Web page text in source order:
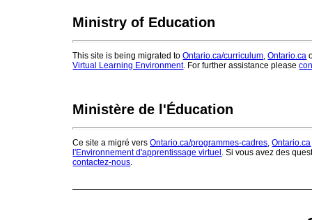
Ministry of Education
This site is being migrated toOntario.ca/curriculum ,Ontario.ca
Virtual Learning Environment. For further assistance please
Ministère de l'Éducation
Ce site a migré versOntario.ca/programmes-cadres ,Ontario.ca
l'Environnement d'apprentissage virtuel . Si vous avez des
contactez-nous